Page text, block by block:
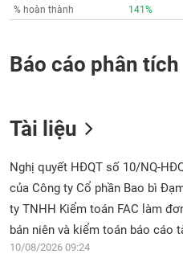
% hoàn thành 141%
Báo cáo phân tích
Tài liệu
Nghị quyết HĐQT số 10/NQ-
của Công ty Cổ phần Bao bì
ty TNHH Kiểm toán FAC làm
bán niên và kiểm toán báo cáo
10/08/2026 09:24